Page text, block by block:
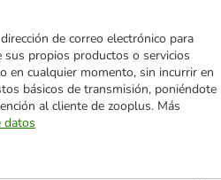
de correo electrónico para
propios productos o servicios
en cualquier momento, sin incurrir en
básicos de transmisión, poniéndote
al cliente de zooplus. Más
datos